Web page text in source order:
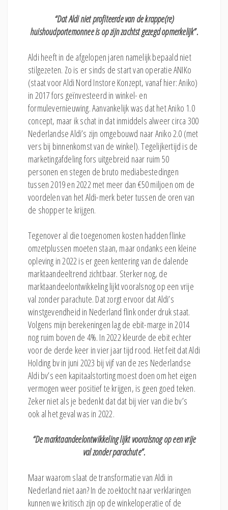
“Dat Aldi niet profiteerde van de krappe(re)
huishoudportemonnee is op zijn zachtst gezegd opmerkelijk”.
Aldi heeft in de afgelopen jaren namelijk bepaald niet
stilgezeten. Zo is er sinds de start van operatie ANIKo
(staat voor Aldi Nord Instore Konzept, vanaf hier: Aniko)
in 2017 fors geïnvesteerd in winkel- en
formulevernieuwing. Aanvankelijk was dat het Aniko 1.0
concept, maar ik schat in dat inmiddels alweer circa 300
Nederlandse Aldi’s zijn omgebouwd naar Aniko 2.0 (met
vers bij binnenkomst van de winkel). Tegelijkertijd is de
marketingafdeling fors uitgebreid naar ruim 50
personen en stegen de bruto mediabestedingen
tussen 2019 en 2022 met meer dan €50 miljoen om de
voordelen van het Aldi-merk beter tussen de oren van
de shopper te krijgen.
Tegenover al die toegenomen kosten hadden flinke
omzetplussen moeten staan, maar ondanks een kleine
opleving in 2022 is er geen kentering van de dalende
marktaandeeltrend zichtbaar. Sterker nog, de
marktaandeelontwikkeling lijkt vooralsnog op een vrije
val zonder parachute. Dat zorgt ervoor dat Aldi’s
winstgevendheid in Nederland flink onder druk staat.
Volgens mijn berekeningen lag de ebit-marge in 2014
nog ruim boven de 4%. In 2022 kleurde de ebit echter
voor de derde keer in vier jaar tijd rood. Het feit dat Aldi
Holding bv in juni 2023 bij vijf van de zes Nederlandse
Aldi bv’s een kapitaalstorting moest doen om het eigen
vermogen weer positief te krijgen, is geen goed teken.
Zeker niet als je bedenkt dat dat bij vier van die bv’s
ook al het geval was in 2022.
“De marktaandeelontwikkeling lijkt vooralsnog op een vrije
val zonder parachute”.
Maar waarom slaat de transformatie van Aldi in
Nederland niet aan? In de zoektocht naar verklaringen
kunnen we kritisch zijn op de winkeloperatie of de